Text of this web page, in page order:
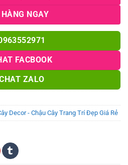
NGAY
FACBOOK
ZALO
Decor - Chậu Cây Trang Trí Đẹp Giá Rẻ